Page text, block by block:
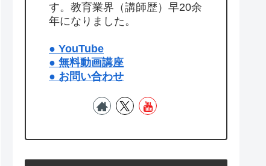
す。教育業界（講師歴）早20余
年になりました。
● YouTube
● 無料動画講座
● お問い合わせ